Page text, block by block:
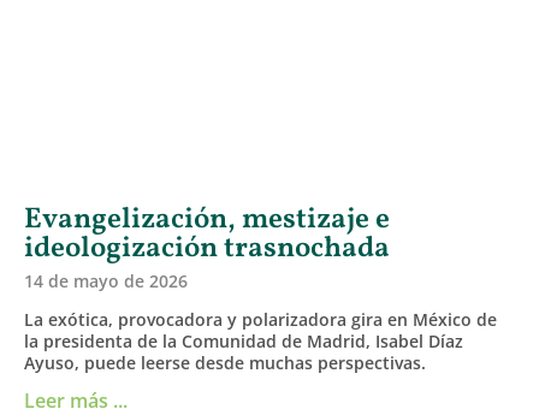
Evangelización, mestizaje e
ideologización trasnochada
14 de mayo de 2026
La exótica, provocadora y polarizadora gira en México de
la presidenta de la Comunidad de Madrid, Isabel Díaz
Ayuso, puede leerse desde muchas perspectivas.
Leer más ...